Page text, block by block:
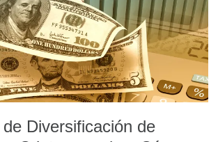
Diversificación de